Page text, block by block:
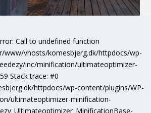
Call to undefined function
www/vhosts/komesbjerg.dk/httpdocs/wp-
inc/minification/ultimateoptimizer-
Stack trace: #0
httpdocs/wp-content/plugins/WP-
ultimateoptimizer-minification-